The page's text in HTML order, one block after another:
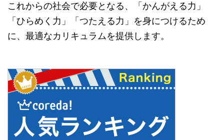
これからの社会で必要となる、「かんがえる力」
「ひらめく力」「つたえる力」を身につけるため
に、最適なカリキュラムを提供します。